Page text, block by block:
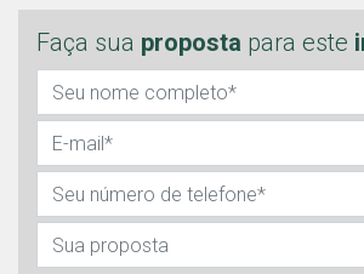
Faça sua proposta para este